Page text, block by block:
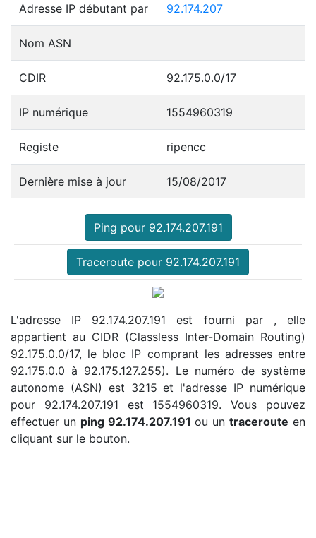
Adresse IP débutant par 92.174.207
Nom ASN
CDIR 92.175.0.0/17
IP numérique 1554960319
Registe ripencc
Dernière mise à jour 15/08/2017
Ping pour 92.174.207.191
Traceroute pour 92.174.207.191
L'adresse IP 92.174.207.191 est fourni par , elle
appartient au CIDR (Classless Inter-Domain Routing)
92.175.0.0/17, le bloc IP comprant les adresses entre
92.175.0.0 à 92.175.127.255). Le numéro de système
autonome (ASN) est 3215 et l'adresse IP numérique
pour 92.174.207.191 est 1554960319. Vous pouvez
effectuer un ping 92.174.207.191 ou untraceroute en
cliquant sur le bouton.